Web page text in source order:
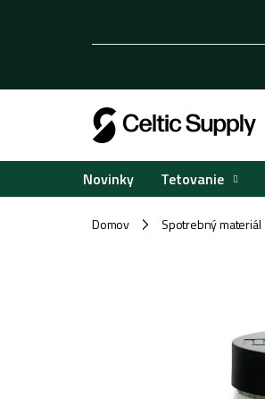
Novinky Tetovanie
Domov / Spotrebný materiál